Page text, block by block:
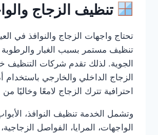
تنظيف الزجاج
تحتاج واجهات الزجاج والنوافذ في
تنظيف مستمر بسبب الغبار والرطوبة
الجوية. لذلك تقدم شركات التنظيف
الزجاج الداخلي والخارجي باستخدام
احترافية تترك الزجاج لامعًا وخاليًا من
وتشمل الخدمة تنظيف النوافذ،
الواجهات، المرايا، الفواصل